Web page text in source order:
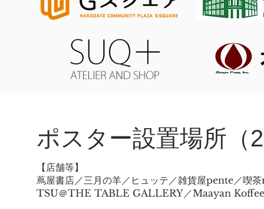
ポスター設置場所（
【店舗等】
蔦屋書店／三月の羊／ヒュッテ／雑貨屋pente／喫
TSU＠THE TABLE GALLERY／Maayan Koffee